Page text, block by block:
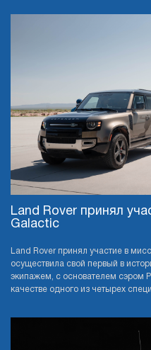
Land Rover принял
Galactic
Land Rover принял участие в
осуществила свой первый в
экипажем, с основателем сэром
качестве одного из четырех